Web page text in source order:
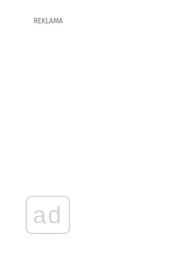
REKLAMA
ad